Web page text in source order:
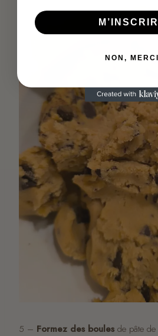
5 – Formez des boules de pâte de
NON, MERCI